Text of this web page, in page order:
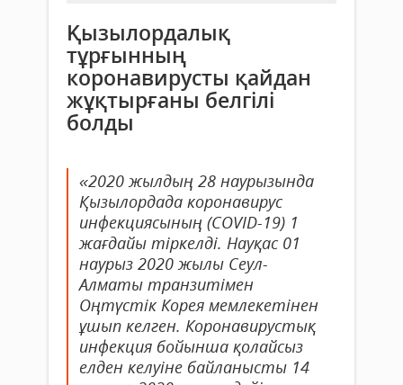
Қызылордалық
тұрғынның
коронавирусты қайдан
жұқтырғаны белгілі
болды
«2020 жылдың 28 наурызында
Қызылордада коронавирус
инфекциясының (COVID-19) 1
жағдайы тіркелді. Науқас 01
наурыз 2020 жылы Сеул-
Алматы транзитімен
Оңтүстік Корея мемлекетінен
ұшып келген. Коронавирустық
инфекция бойынша қолайсыз
елден келуіне байланысты 14